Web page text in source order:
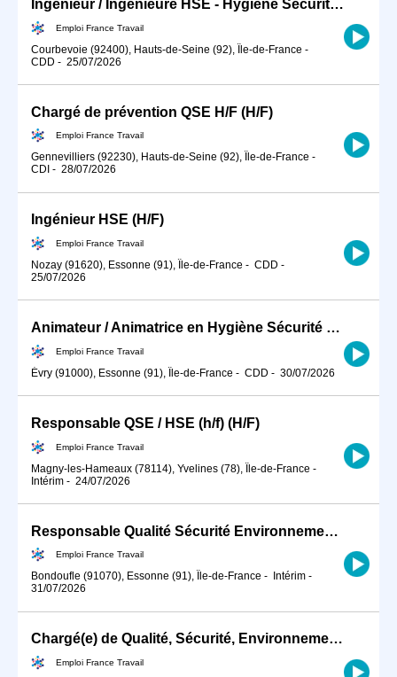
Ingénieur / Ingénieure HSE - Hygiène Sécurité Environnement BTP (H/F)
Emploi France Travail
Courbevoie (92400), Hauts-de-Seine (92), Île-de-France -
CDD - 25/07/2026
Chargé de prévention QSE H/F (H/F)
Emploi France Travail
Gennevilliers (92230), Hauts-de-Seine (92), Île-de-France -
CDI - 28/07/2026
Ingénieur HSE (H/F)
Emploi France Travail
Nozay (91620), Essonne (91), Île-de-France - CDD -
25/07/2026
Animateur / Animatrice en Hygiène Sécurité Environnement (HSE) (H/F)
Emploi France Travail
Évry (91000), Essonne (91), Île-de-France - CDD - 30/07/2026
Responsable QSE / HSE (h/f) (H/F)
Emploi France Travail
Magny-les-Hameaux (78114), Yvelines (78), Île-de-France -
Intérim - 24/07/2026
Responsable Qualité Sécurité Environnement -QSE- en industrie (H/F)
Emploi France Travail
Bondoufle (91070), Essonne (91), Île-de-France - Intérim -
31/07/2026
Chargé(e) de Qualité, Sécurité, Environnement H/F (H/F)
Emploi France Travail